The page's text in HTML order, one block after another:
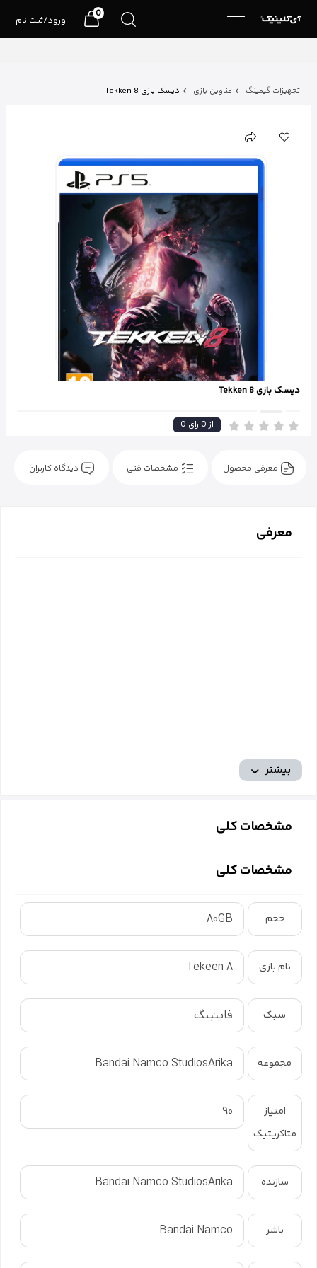
ورود/ثبت نام
0
تجهیزات گیمینگ عناوین بازی دیسک بازی Tekken 8
دیسک بازی Tekken 8
0 از0 رای
معرفی محصول مشخصات فنی دیدگاه کاربران
معرفی
بیشتر
مشخصات کلی
مشخصات کلی
حجم 80GB
نام بازی Tekeen 8
سبک فایتینگ
مجموعه Bandai Namco StudiosArika
امتیاز
متاکریتیک
90
سازنده Bandai Namco StudiosArika
ناشر Bandai Namco